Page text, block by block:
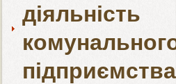
діяльність
підприємства